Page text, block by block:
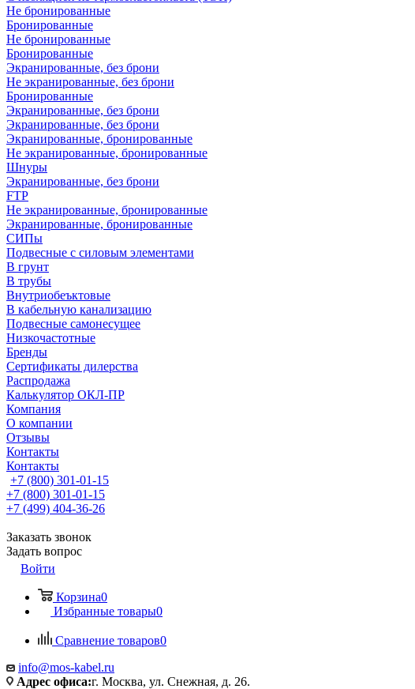
Не бронированные
Бронированные
Не бронированные
Бронированные
Экранированные, без брони
Не экранированные, без брони
Бронированные
Экранированные, без брони
Экранированные, без брони
Экранированные, бронированные
Не экранированные, бронированные
Шнуры
Экранированные, без брони
FTP
Не экранированные, бронированные
Экранированные, бронированные
СИПы
Подвесные с силовым элементами
В грунт
В трубы
Внутриобеъктовые
В кабельную канализацию
Подвесные самонесущее
Низкочастотные
Бренды
Сертификаты дилерства
Распродажа
Калькулятор ОКЛ-ПР
Компания
О компании
Отзывы
Контакты
Контакты
+7 (800) 301-01-15
+7 (800) 301-01-15
+7 (499) 404-36-26
Заказать звонок
Задать вопрос
Войти
Корзина0
Избранные товары0
Сравнение товаров0
info@mos-kabel.ru
Адрес офиса:г. Москва, ул. Снежная, д. 26.